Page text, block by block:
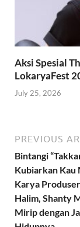
Aksi Spesial
LokaryaFest
July 25, 2026
PREVIOUS
Bintangi
Kubiarkan Kau
Karya
Halim, Shanty
Mirip dengan